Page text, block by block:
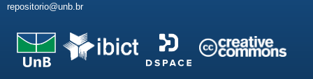
repositorio@unb.br